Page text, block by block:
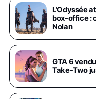
Galaxy S26
892€1199€Fnac
Philips
Répartiteur
24,94€ 29,96€
Asus RT-
Bande Gigabit
L’Odyssée
box-office :
Nolan
GTA 6
Take-Two